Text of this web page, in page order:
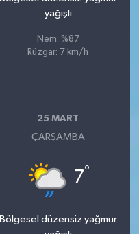
yağışlı
Nem: %87
Rüzgar: 7 km/h
25 MART
ÇARŞAMBA
7°
Bölgesel düzensiz yağmur